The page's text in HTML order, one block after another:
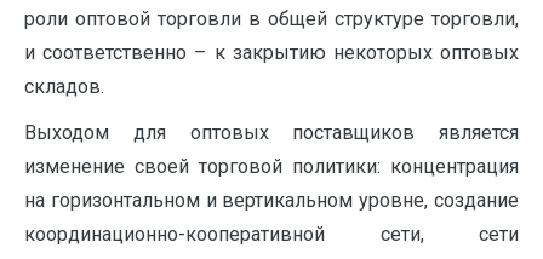
роли оптовой торговли в общей структуре торговли,
и соответственно – к закрытию некоторых оптовых
складов.
Выходом для оптовых поставщиков является
изменение своей торговой политики: концентрация
на горизонтальном и вертикальном уровне, создание
координационно-кооперативной сети, сети